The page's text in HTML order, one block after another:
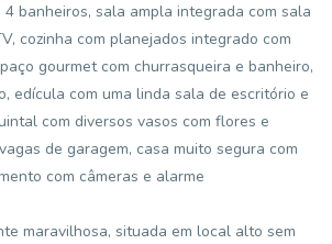
banheiros, sala ampla integrada com sala
cozinha com planejados integrado com
gourmet com churrasqueira e banheiro,
edícula com uma linda sala de escritório e
com diversos vasos com flores e
de garagem, casa muito segura com
com câmeras e alarme
maravilhosa, situada em local alto sem